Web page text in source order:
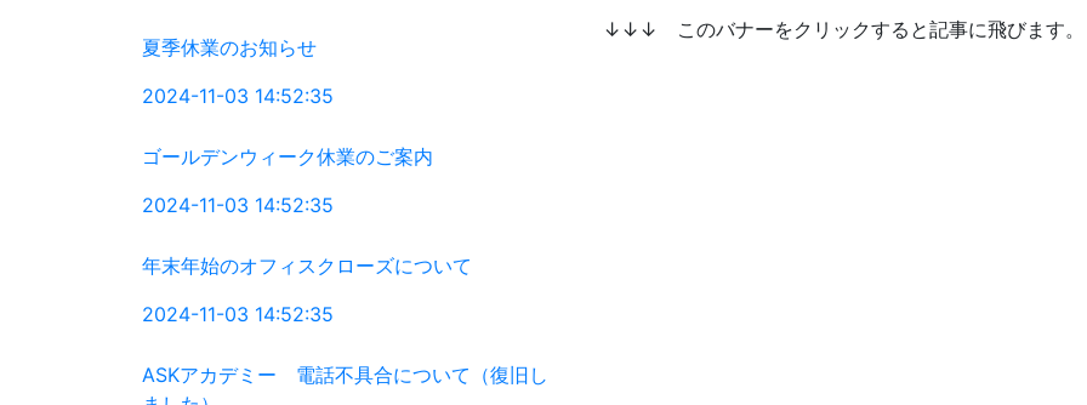
↓↓↓ このバナーをクリックすると記事に飛びます。
夏季休業のお知らせ
2024-11-03 14:52:35
ゴールデンウィーク休業のご案内
2024-11-03 14:52:35
年末年始のオフィスクローズについて
2024-11-03 14:52:35
ASKアカデミー 電話不具合について（復旧し